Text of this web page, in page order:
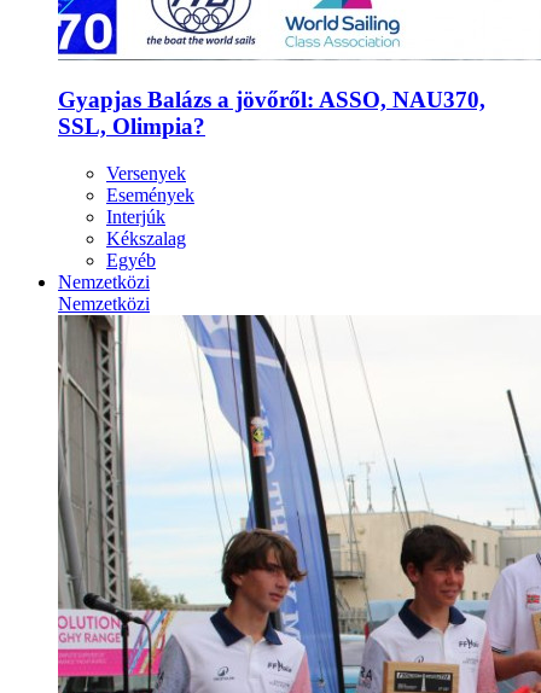
Gyapjas Balázs a jövőről: ASSO, NAU370,
SSL, Olimpia?
Versenyek
Események
Interjúk
Kékszalag
Egyéb
Nemzetközi
Nemzetközi